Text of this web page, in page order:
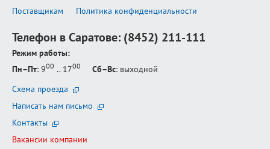
Поставщикам
Политика конфиденциальности
Телефон в Саратове: (8452) 211-111
Режим работы:
Пн–Пт: 900 .. 1700 Сб–Вс: выходной
Схема проезда
Написать нам письмо
Контакты
Вакансии компании